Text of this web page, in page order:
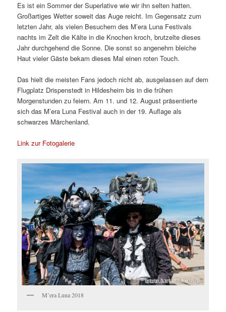
Es ist ein Sommer der Superlative wie wir ihn selten hatten.
Großartiges Wetter soweit das Auge reicht. Im Gegensatz zum
letzten Jahr, als vielen Besuchern des M’era Luna Festivals
nachts im Zelt die Kälte in die Knochen kroch, brutzelte dieses
Jahr durchgehend die Sonne. Die sonst so angenehm bleiche
Haut vieler Gäste bekam dieses Mal einen roten Touch.
Das hielt die meisten Fans jedoch nicht ab, ausgelassen auf dem
Flugplatz Drispenstedt in Hildesheim bis in die frühen
Morgenstunden zu feiern. Am 11. und 12. August präsentierte
sich das M’era Luna Festival auch in der 19. Auflage als
schwarzes Märchenland.
Link zur Fotogalerie
M’era Luna 2018